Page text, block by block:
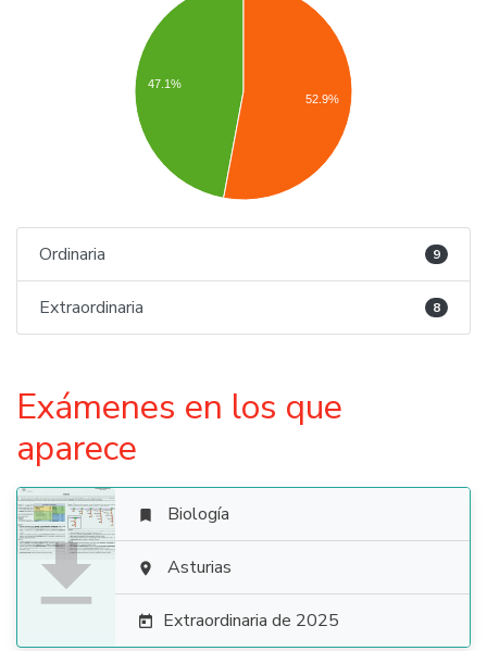
47.1%
52.9%
Ordinaria 9
Extraordinaria 8
Exámenes en los que
aparece

 Biología
 Asturias
 Extraordinaria de 2025